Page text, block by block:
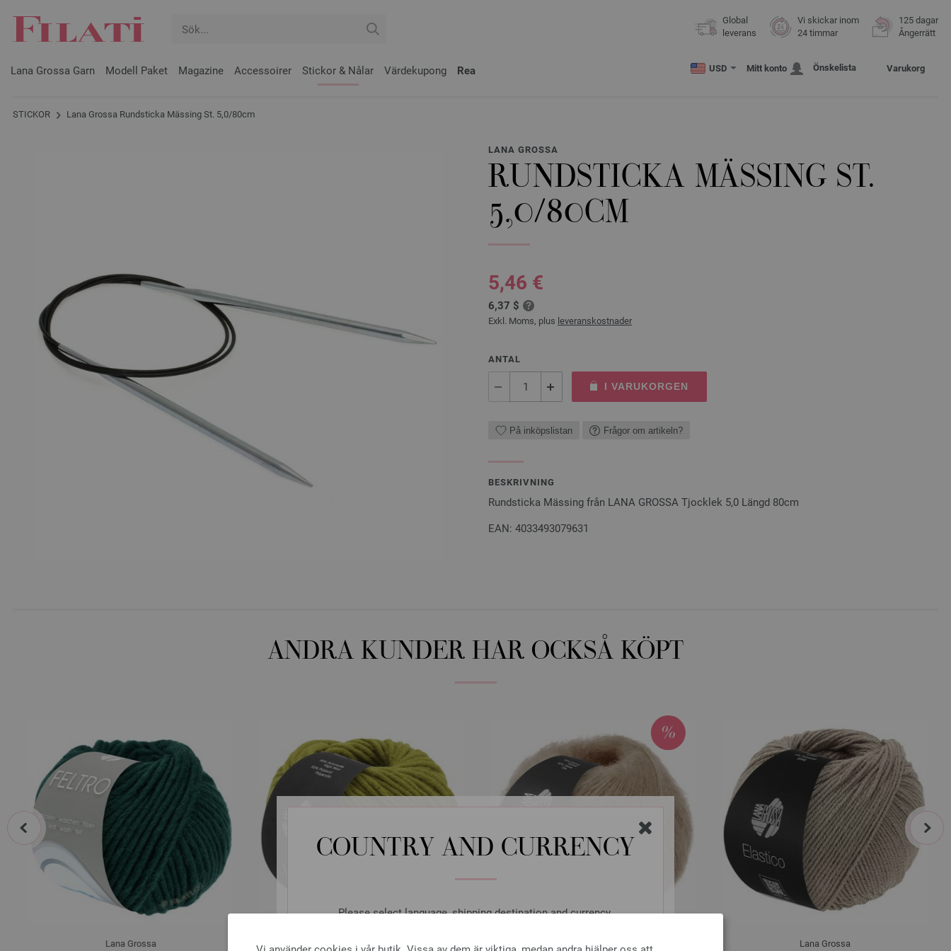
COUNTRY AND CURRENCY
Please select language, shipping destination and currency.
Global
leverans
Vi skickar inom
24 timmar
125 dagar
Ångerrätt
Lana Grossa Garn Modell Paket Magazine Accessoirer Stickor & Nålar Värdekupong Rea USD Mitt konto Önskelista Varukorg
STICKOR Lana Grossa Rundsticka Mässing St. 5,0/80cm
LANA GROSSA
RUNDSTICKA MÄSSING ST.
5,0/80CM
5,46 €
6,37 $
Exkl. Moms, plus leveranskostnader
ANTAL
I VARUKORGEN
På inköpslistan Frågor om artikeln?
BESKRIVNING
Rundsticka Mässing från LANA GROSSA Tjocklek 5,0 Längd 80cm
EAN: 4033493079631
ANDRA KUNDER HAR OCKSÅ KÖPT
Lana Grossa Lana Grossa Lana Grossa Lana Grossa
prev next